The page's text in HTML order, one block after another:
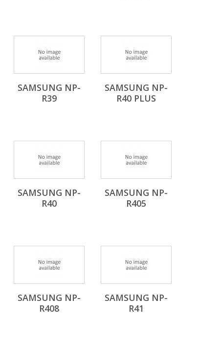
SAMSUNG NP-
R39
SAMSUNG NP-
R40 PLUS
SAMSUNG NP-
R40
SAMSUNG NP-
R405
SAMSUNG NP-
R408
SAMSUNG NP-
R41